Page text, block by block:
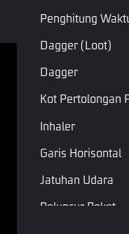
Penghitung
Dagger (loot)
Dagger
Kot Pertolongan
Inhaler
Garis Horisontal
Jatuhan Udara
Peluncur Roket
masing-masing